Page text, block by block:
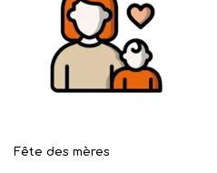
Fête des mères